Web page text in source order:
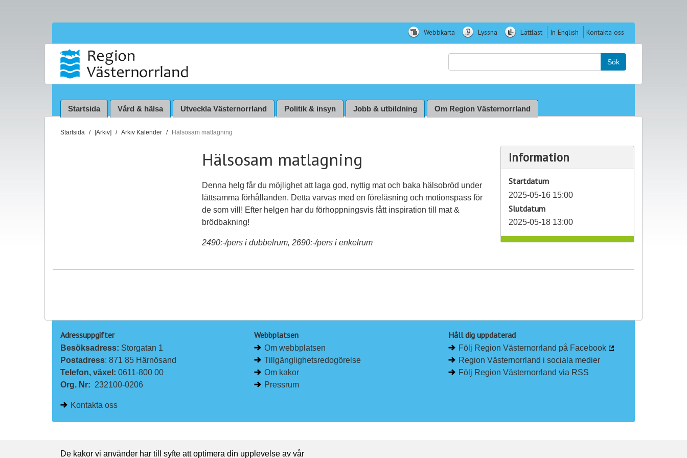
Webbkarta Lyssna Lättläst In English Kontakta oss
Sök
Startsida Vård & hälsa Utveckla Västernorrland Politik & insyn Jobb & utbildning Om Region Västernorrland
D
Startsida [Arkiv] Arkiv Kalender Hälsosam matlagning
Hälsosam matlagning
Denna helg får du möjlighet att laga god, nyttig mat och baka hälsobröd under
lättsamma förhållanden. Detta varvas med en föreläsning och motionspass för
de som vill! Efter helgen har du förhoppningsvis fått inspiration till mat &
brödbakning!
2490:-/pers i dubbelrum, 2690:-/pers i enkelrum
Information
Startdatum
2025-05-16 15:00
Slutdatum
2025-05-18 13:00
Adressuppgifter
Besöksadress: Storgatan 1
Postadress: 871 85 Härnösand
Telefon, växel: 0611-800 00
Org. Nr: 232100-0206
Kontakta oss
Webbplatsen
Om webbplatsen
Tillgänglighetsredogörelse
Om kakor
Pressrum
Håll dig uppdaterad
Följ Region Västernorrland på Facebook
Region Västernorrland i sociala medier
Följ Region Västernorrland via RSS
De kakor vi använder har till syfte att optimera din upplevelse av vår